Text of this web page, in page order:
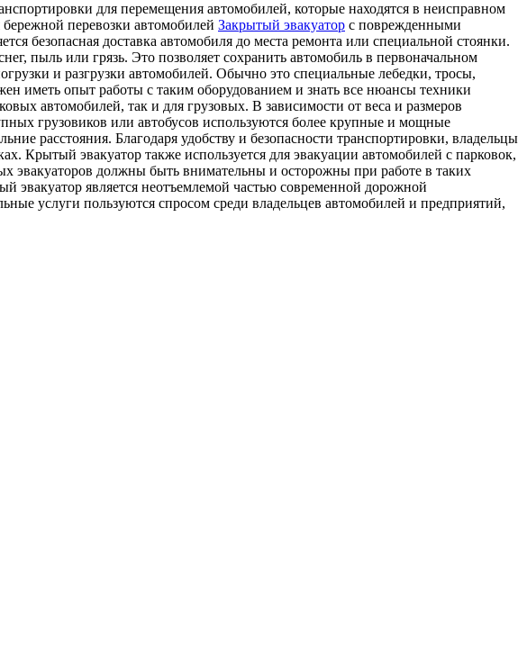
для перемещения автомобилей, которые находятся в неисправном
перевозки автомобилей Закрытый эвакуатор с поврежденными
безопасная доставка автомобиля до места ремонта или специальной стоянки.
пыль или грязь. Это позволяет сохранить автомобиль в первоначальном
и разгрузки автомобилей. Обычно это специальные лебедки, тросы,
иметь опыт работы с таким оборудованием и знать все нюансы техники
автомобилей, так и для грузовых. В зависимости от веса и размеров
грузовиков или автобусов используются более крупные и мощные
расстояния. Благодаря удобству и безопасности транспортировки, владельцы
Крытый эвакуатор также используется для эвакуации автомобилей с парковок,
эвакуаторов должны быть внимательны и осторожны при работе в таких
эвакуатор является неотъемлемой частью современной дорожной
услуги пользуются спросом среди владельцев автомобилей и предприятий,